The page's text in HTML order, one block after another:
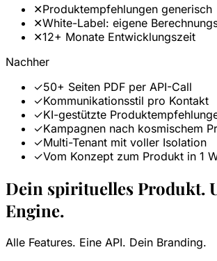
✕Produktempfehlungen generisch
✕White-Label: eigene
✕12+ Monate Entwicklungszeit
Nachher
✓50+ Seiten PDF per API-Call
✓Kommunikationsstil pro Kontakt
✓KI-gestützte
✓Kampagnen nach kosmischem
✓Multi-Tenant mit voller Isolation
✓Vom Konzept zum Produkt in 1
Dein spirituelles Produkt.
Engine.
Alle Features. Eine API. Dein Branding.